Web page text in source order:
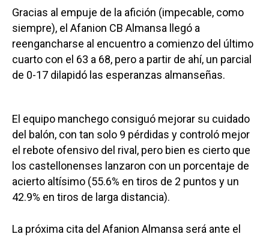
Gracias al empuje de la afición (impecable, como
siempre), el Afanion CB Almansa llegó a
reengancharse al encuentro a comienzo del último
cuarto con el 63 a 68, pero a partir de ahí, un parcial
de 0-17 dilapidó las esperanzas almanseñas.
El equipo manchego consiguó mejorar su cuidado
del balón, con tan solo 9 pérdidas y controló mejor
el rebote ofensivo del rival, pero bien es cierto que
los castellonenses lanzaron con un porcentaje de
acierto altísimo (55.6% en tiros de 2 puntos y un
42.9% en tiros de larga distancia).
La próxima cita del Afanion Almansa será ante el